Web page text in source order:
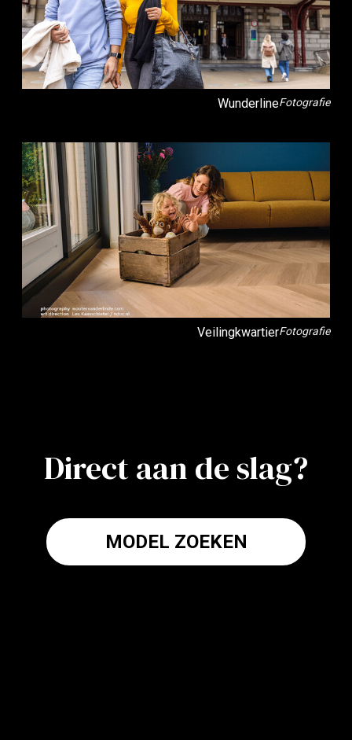
WunderlineFotografie
VeilingkwartierFotografie
Direct aan de slag?
MODEL ZOEKEN